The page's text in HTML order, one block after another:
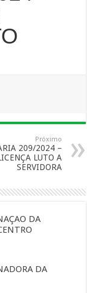
Próximo
209/2024 –
LUTO A
SERVIDORA
DA
DA